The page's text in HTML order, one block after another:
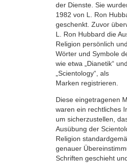
der Dienste. Sie
1982 von L. Ron
geschenkt. Zuvor
L. Ron Hubbard die
Religion persönlich
Wörter und Symbole
wie etwa „Dianetik“ und
„Scientology“, als
Marken registrieren.
Diese eingetragenen
waren ein rechtliches
um sicherzustellen,
Ausübung der
Religion
genauer
Schriften geschieht